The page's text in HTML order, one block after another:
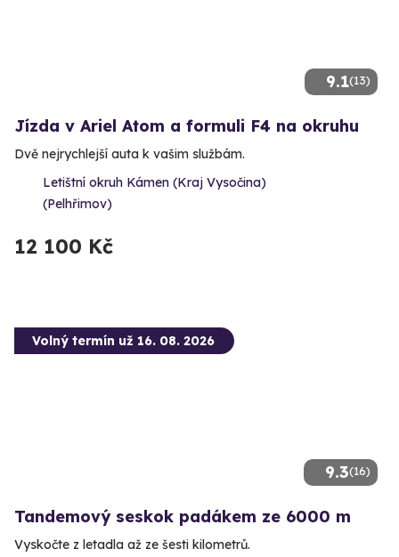
9.1(13)
Jízda v Ariel Atom a formuli F4 na okruhu
Dvě nejrychlejší auta k vašim službám.
Letištní okruh Kámen (Kraj Vysočina)
(Pelhřimov)
12 100 Kč
9.3(16)
Volný termín už 16. 08. 2026
Tandemový seskok padákem ze 6000 m
Vyskočte z letadla až ze šesti kilometrů.